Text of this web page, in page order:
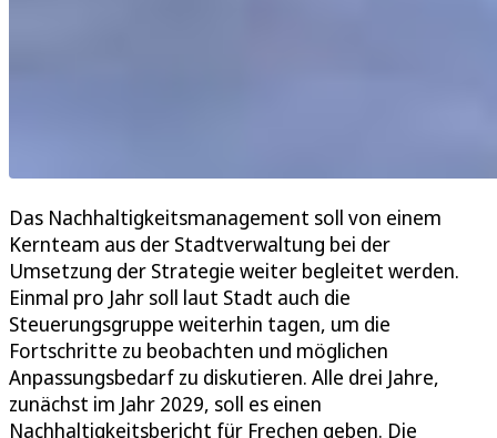
Das Nachhaltigkeitsmanagement soll von einem
Kernteam aus der Stadtverwaltung bei der
Umsetzung der Strategie weiter begleitet werden.
Einmal pro Jahr soll laut Stadt auch die
Steuerungsgruppe weiterhin tagen, um die
Fortschritte zu beobachten und möglichen
Anpassungsbedarf zu diskutieren. Alle drei Jahre,
zunächst im Jahr 2029, soll es einen
Nachhaltigkeitsbericht für Frechen geben. Die